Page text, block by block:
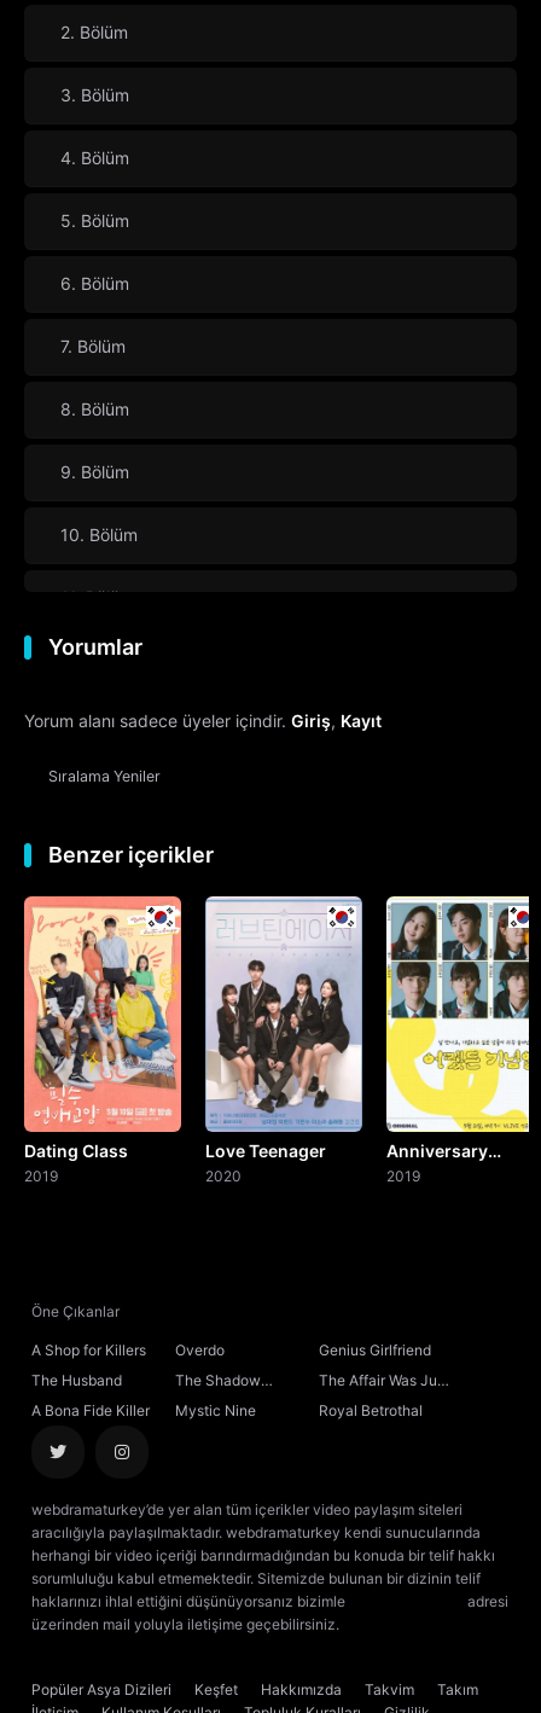
2. Bölüm
3. Bölüm
4. Bölüm
5. Bölüm
6. Bölüm
7. Bölüm
8. Bölüm
9. Bölüm
10. Bölüm
11. Bölüm
12. Bölüm
Yorumlar
Yorum alanı sadece üyeler içindir. Giriş, Kayıt
Sıralama Yeniler
Benzer içerikler
Dating Class
2019
Love Teenager
2020
Anniversary
Anyway
2019
Öne Çıkanlar
A Shop for Killers Overdo
Genius Girlfriend
The Husband
The Shadow
Sovereign
The Affair Was Just
the Beginning
A Bona Fide Killer Mystic Nine Royal Betrothal
webdramaturkey’de yer alan tüm içerikler video paylaşım siteleri
aracılığıyla paylaşılmaktadır. webdramaturkey kendi sunucularında
herhangi bir video içeriği barındırmadığından bu konuda bir telif hakkı
sorumluluğu kabul etmemektedir. Sitemizde bulunan bir dizinin telif
haklarınızı ihlal ettiğini düşünüyorsanız bizimle
adresi
üzerinden mail yoluyla iletişime geçebilirsiniz.
Popüler Asya Dizileri Keşfet Hakkımızda Takvim
Takım